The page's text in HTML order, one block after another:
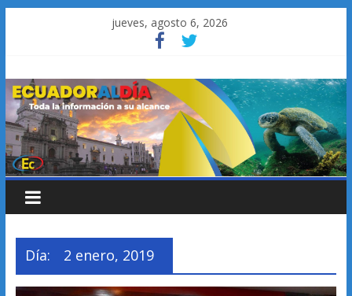
jueves, agosto 6, 2026
Día: 2 enero, 2019